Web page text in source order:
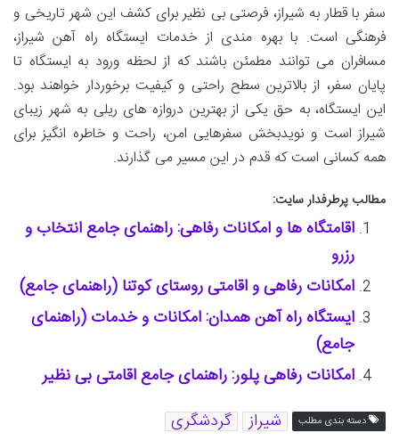
سفر با قطار به شیراز، فرصتی بی نظیر برای کشف این شهر تاریخی و
فرهنگی است. با بهره مندی از خدمات ایستگاه راه آهن شیراز،
مسافران می توانند مطمئن باشند که از لحظه ورود به ایستگاه تا
پایان سفر، از بالاترین سطح راحتی و کیفیت برخوردار خواهند بود.
این ایستگاه، به حق یکی از بهترین دروازه های ریلی به شهر زیبای
شیراز است و نویدبخش سفرهایی امن، راحت و خاطره انگیز برای
همه کسانی است که قدم در این مسیر می گذارند.
مطالب پرطرفدار سایت:
اقامتگاه ها و امکانات رفاهی: راهنمای جامع انتخاب و
رزرو
امکانات رفاهی و اقامتی روستای کوتنا (راهنمای جامع)
ایستگاه راه آهن همدان: امکانات و خدمات (راهنمای
جامع)
امکانات رفاهی پلور: راهنمای جامع اقامتی بی نظیر
دسته بندی مطلب شیراز گردشگری